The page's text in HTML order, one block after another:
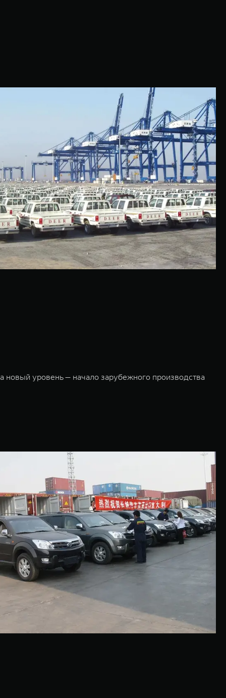
новый уровень — начало зарубежного производства